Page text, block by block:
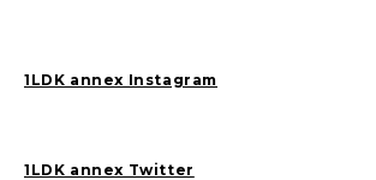
1LDK annex Instagram
1LDK annex Twitter